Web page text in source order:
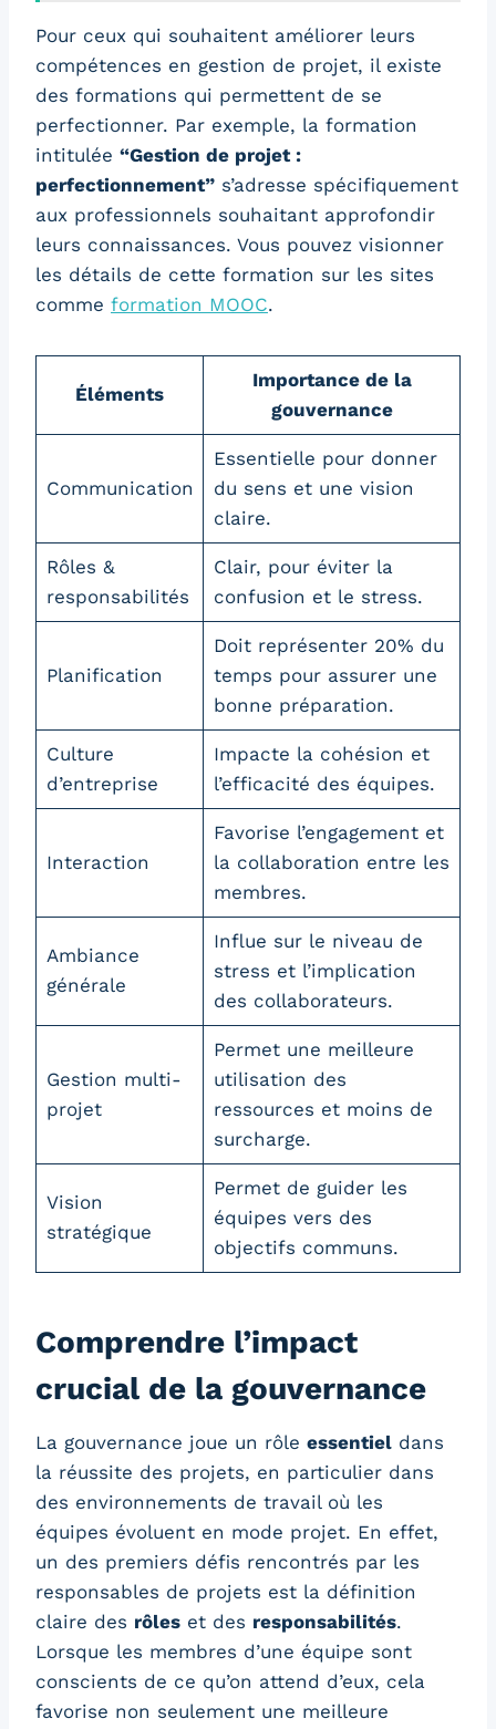
Pour ceux qui souhaitent améliorer leurs
compétences en gestion de projet, il existe
des formations qui permettent de se
perfectionner. Par exemple, la formation
intitulée “Gestion de projet :
perfectionnement” s’adresse spécifiquement
aux professionnels souhaitant approfondir
leurs connaissances. Vous pouvez visionner
les détails de cette formation sur les sites
comme formation MOOC.
Éléments
Importance de la
gouvernance
Communication
Essentielle pour donner
du sens et une vision
claire.
Rôles &
responsabilités
Clair, pour éviter la
confusion et le stress.
Planification
Doit représenter 20% du
temps pour assurer une
bonne préparation.
Culture
d’entreprise
Impacte la cohésion et
l’efficacité des équipes.
Interaction
Favorise l’engagement et
la collaboration entre les
membres.
Ambiance
générale
Influe sur le niveau de
stress et l’implication
des collaborateurs.
Gestion multi-
projet
Permet une meilleure
utilisation des
ressources et moins de
surcharge.
Vision
stratégique
Permet de guider les
équipes vers des
objectifs communs.
Comprendre l’impact
crucial de la gouvernance
La gouvernance joue un rôle essentiel dans
la réussite des projets, en particulier dans
des environnements de travail où les
équipes évoluent en mode projet. En effet,
un des premiers défis rencontrés par les
responsables de projets est la définition
claire des rôles et des responsabilités.
Lorsque les membres d’une équipe sont
conscients de ce qu’on attend d’eux, cela
favorise non seulement une meilleure